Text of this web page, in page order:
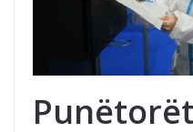
Punëtorët